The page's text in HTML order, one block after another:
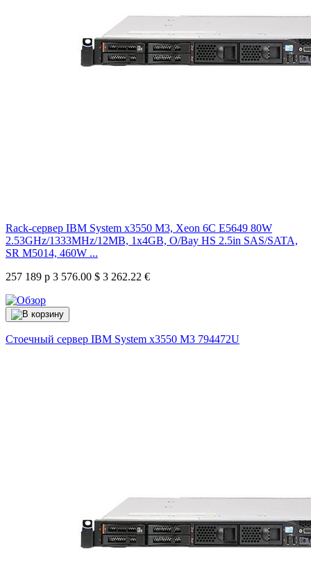
Rack-сервер IBM System x3550 M3, Xeon 6C E5649 80W
2.53GHz/1333MHz/12MB, 1x4GB, O/Bay HS 2.5in SAS/SATA,
SR M5014, 460W ...
257 189 р 3 576.00 $ 3 262.22 €
Стоечный сервер IBM System x3550 M3 794472U